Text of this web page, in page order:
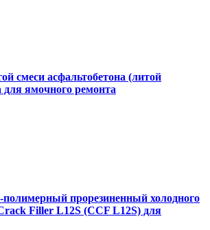
смеси асфальтобетона (литой
для ямочного ремонта
прорезиненный холодного
Filler L12S (ССF L12S) для